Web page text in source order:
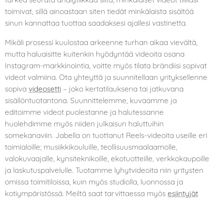
toimivat, sillä ainoastaan siten tiedät minkälaista sisältöä
sinun kannattaa tuottaa saadaksesi ajallesi vastinetta.
Mikäli prosessi kuulostaa arkeenne turhan aikaa vievältä,
mutta haluaisitte kuitenkin hyödyntää videoita osana
Instagram-markkinointia, voitte myös tilata brändiisi sopivat
videot valmiina. Ota yhteyttä ja suunnitellaan yrityksellenne
sopiva videosetti – joko kertatilauksena tai jatkuvana
sisällöntuotantona. Suunnittelemme, kuvaamme ja
editoimme videot puolestanne ja halutessanne
huolehdimme myös niiden julkaisun haluttuihin
somekanaviin. Jabella on tuottanut Reels-videoita useille eri
toimialoille; musiikkikouluille, teollisuusmaalaamolle,
valokuvaajalle, kynsiteknikoille, ekotuotteille, verkkokaupoille
ja laskutuspalvelulle. Tuotamme lyhytvideoita niin yritysten
omissa toimitiloissa, kuin myös studiolla, luonnossa ja
kotiympäristössä. Meiltä saat tarvittaessa myös esiintyjät